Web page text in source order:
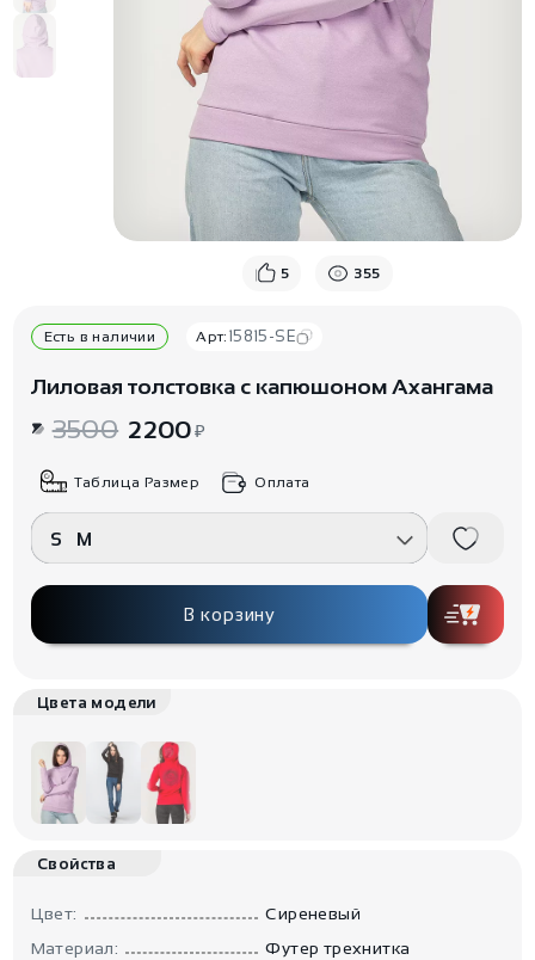
5 355
Есть в наличии Арт: 15815-SE
Лиловая толстовка с капюшоном Ахангама
3500 2200₽
Таблица Размер Оплата
S M
В корзину
Цвета модели
Свойства
Цвет:
Сиреневый
Материал:
Футер трехнитка